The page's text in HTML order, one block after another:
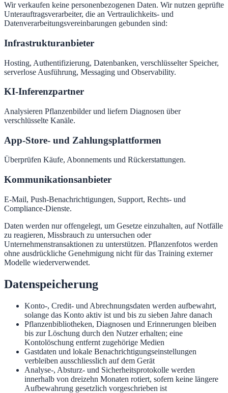
Wir verkaufen keine personenbezogenen Daten. Wir nutzen geprüfte
Unterauftragsverarbeiter, die an Vertraulichkeits- und
Datenverarbeitungsvereinbarungen gebunden sind:
Infrastrukturanbieter
Hosting, Authentifizierung, Datenbanken, verschlüsselter Speicher,
serverlose Ausführung, Messaging und Observability.
KI-Inferenzpartner
Analysieren Pflanzenbilder und liefern Diagnosen über
verschlüsselte Kanäle.
App-Store- und Zahlungsplattformen
Überprüfen Käufe, Abonnements und Rückerstattungen.
Kommunikationsanbieter
E-Mail, Push-Benachrichtigungen, Support, Rechts- und
Compliance-Dienste.
Daten werden nur offengelegt, um Gesetze einzuhalten, auf Notfälle
zu reagieren, Missbrauch zu untersuchen oder
Unternehmenstransaktionen zu unterstützen. Pflanzenfotos werden
ohne ausdrückliche Genehmigung nicht für das Training externer
Modelle wiederverwendet.
Datenspeicherung
Konto-, Credit- und Abrechnungsdaten werden aufbewahrt,
solange das Konto aktiv ist und bis zu sieben Jahre danach
Pflanzenbibliotheken, Diagnosen und Erinnerungen bleiben
bis zur Löschung durch den Nutzer erhalten; eine
Kontolöschung entfernt zugehörige Medien
Gastdaten und lokale Benachrichtigungseinstellungen
verbleiben ausschliesslich auf dem Gerät
Analyse-, Absturz- und Sicherheitsprotokolle werden
innerhalb von dreizehn Monaten rotiert, sofern keine längere
Aufbewahrung gesetzlich vorgeschrieben ist